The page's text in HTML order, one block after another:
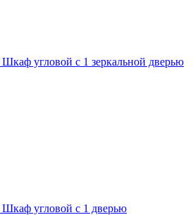
угловой с 1 зеркальной дверью
угловой с 1 дверью